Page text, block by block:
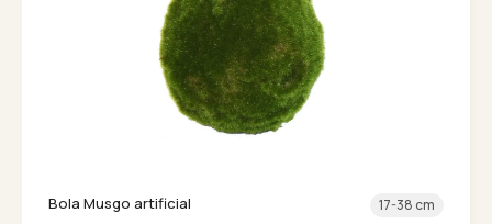
Bola Musgo artificial 17-38 cm